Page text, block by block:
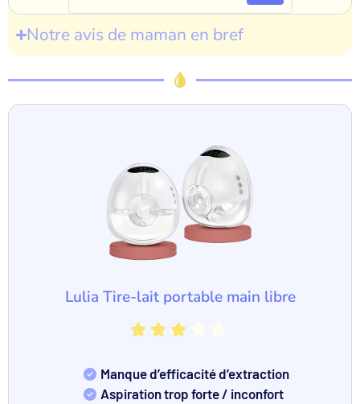
Notre avis de maman en bref
Lulia Tire-lait portable main libre
Manque d’efficacité d’extraction
Aspiration trop forte / inconfort